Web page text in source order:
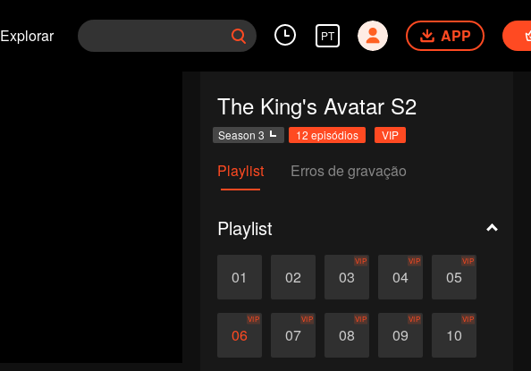
Explorar PT APP
The King's Avatar S2
Season 3 12 episódios VIP
Playlist Erros de gravação
Playlist
01 02 03
VIP
04
VIP
05
VIP
06
VIP
07
VIP
08
VIP
09
VIP
10
VIP